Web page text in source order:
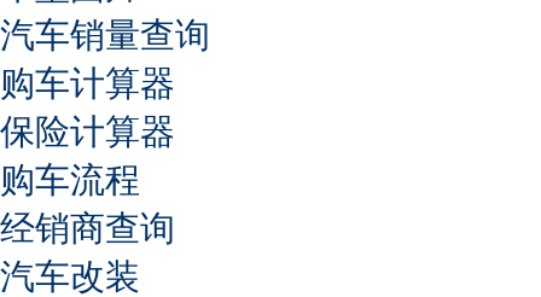
汽车销量查询
购车计算器
保险计算器
购车流程
经销商查询
汽车改装